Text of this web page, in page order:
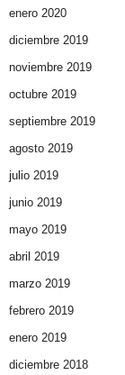
enero 2020
diciembre 2019
noviembre 2019
octubre 2019
septiembre 2019
agosto 2019
julio 2019
junio 2019
mayo 2019
abril 2019
marzo 2019
febrero 2019
enero 2019
diciembre 2018